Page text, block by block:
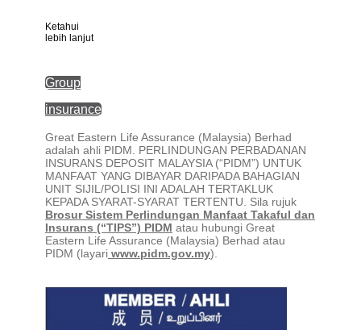
Ketahui
lebih lanjut
Group
insurance
Great Eastern Life Assurance (Malaysia) Berhad
adalah ahli PIDM. PERLINDUNGAN PERBADANAN
INSURANS DEPOSIT MALAYSIA (“PIDM”) UNTUK
MANFAAT YANG DIBAYAR DARIPADA BAHAGIAN
UNIT SIJIL/POLISI INI ADALAH TERTAKLUK
KEPADA SYARAT-SYARAT TERTENTU. Sila rujuk
Brosur Sistem Perlindungan Manfaat Takaful dan
Insurans (“TIPS”) PIDM atau hubungi Great
Eastern Life Assurance (Malaysia) Berhad atau
PIDM (layari www.pidm.gov.my).